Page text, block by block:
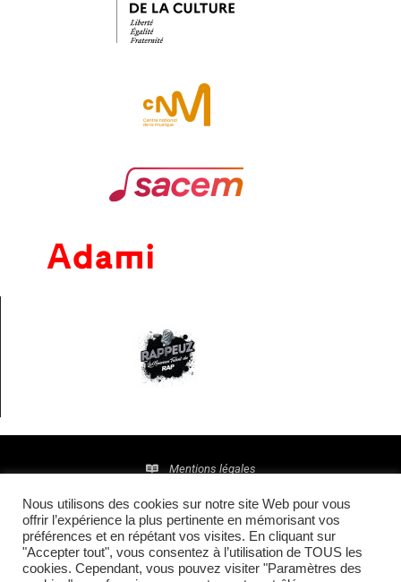
Mentions légales
Politique de confidentialité
© 2016 • Site maintenu et mis à jour parTI(E)GER
COMMUNICATION
Nous utilisons des cookies sur notre site Web pour vous
offrir l’expérience la plus pertinente en mémorisant vos
préférences et en répétant vos visites. En cliquant sur
"Accepter tout", vous consentez à l’utilisation de TOUS les
cookies. Cependant, vous pouvez visiter "Paramètres des